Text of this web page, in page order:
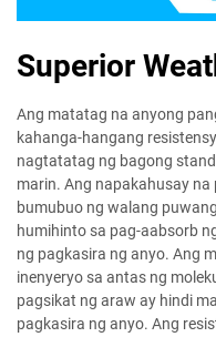
Superior
Ang matatag na anyong
kahanga-hangang
nagtatatag ng bagong
marin. Ang napakahusay
bumubuo ng walang
humihinto sa pag-aabsorb
ng pagkasira ng anyo. Ang
inenyeryo sa antas ng
pagsikat ng araw ay hindi
pagkasira ng anyo. Ang